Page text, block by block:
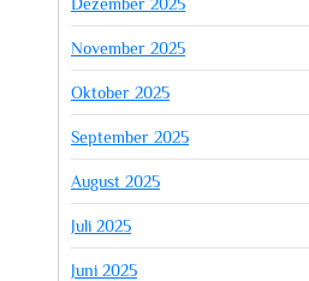
November 2025
Oktober 2025
September 2025
August 2025
Juli 2025
Juni 2025